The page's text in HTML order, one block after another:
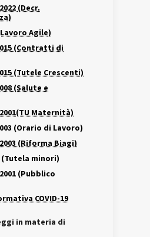
(Decr.
Agile)
(Contratti di
(Tutele Crescenti)
(Salute e
Maternità)
(Orario di Lavoro)
(Riforma Biagi)
(Tutela minori)
(Pubblico
COVID-19
in materia di